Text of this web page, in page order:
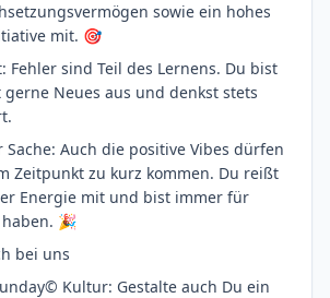
sowie ein hohes
mit. 🎯
Fehler sind Teil des Lernens. Du bist
Neues aus und denkst stets
Sache: Auch die positive Vibes dürfen
Zeitpunkt zu kurz kommen. Du reißt
Energie mit und bist immer für
🎉
bei uns
Kultur: Gestalte auch Du ein